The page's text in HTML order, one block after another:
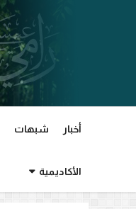
أخبار شبهات
الأكاديمية